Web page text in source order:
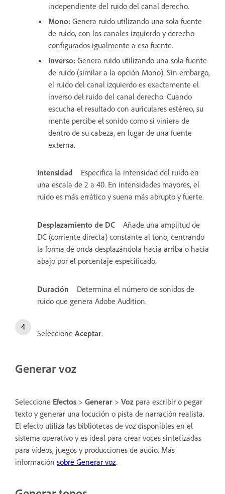
independiente del ruido del canal derecho.
Mono: Genera ruido utilizando una sola fuente
de ruido, con los canales izquierdo y derecho
configurados igualmente a esa fuente.
Inverso: Genera ruido utilizando una sola fuente
de ruido (similar a la opción Mono). Sin embargo,
el ruido del canal izquierdo es exactamente el
inverso del ruido del canal derecho. Cuando
escucha el resultado con auriculares estéreo, su
mente percibe el sonido como si viniera de
dentro de su cabeza, en lugar de una fuente
externa.
Intensidad
Especifica la intensidad del ruido en
una escala de 2 a 40. En intensidades mayores, el
ruido es más errático y suena más abrupto y fuerte.
Desplazamiento de DC
Añade una amplitud de
DC (corriente directa) constante al tono, centrando
la forma de onda desplazándola hacia arriba o hacia
abajo por el porcentaje especificado.
Duración
Determina el número de sonidos de
ruido que genera Adobe Audition.
Seleccione Aceptar.
Generar voz
Seleccione Efectos > Generar > Voz para escribir o pegar
texto y generar una locución o pista de narración realista.
El efecto utiliza las bibliotecas de voz disponibles en el
sistema operativo y es ideal para crear voces sintetizadas
para vídeos, juegos y producciones de audio. Más
información sobre Generar voz.